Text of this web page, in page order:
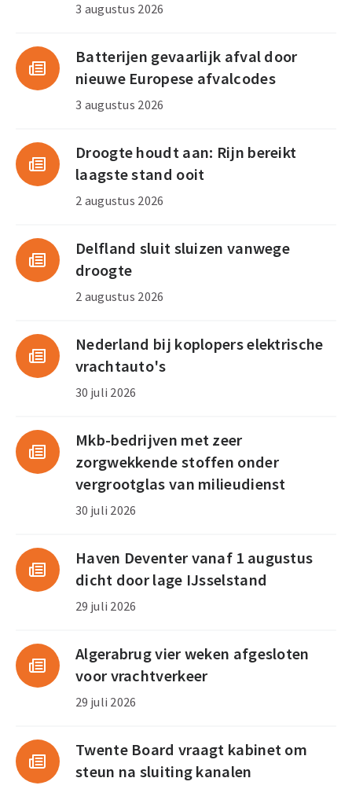
3 augustus 2026
Batterijen gevaarlijk afval door
nieuwe Europese afvalcodes
3 augustus 2026
Droogte houdt aan: Rijn bereikt
laagste stand ooit
2 augustus 2026
Delfland sluit sluizen vanwege
droogte
2 augustus 2026
Nederland bij koplopers elektrische
vrachtauto's
30 juli 2026
Mkb-bedrijven met zeer
zorgwekkende stoffen onder
vergrootglas van milieudienst
30 juli 2026
Haven Deventer vanaf 1 augustus
dicht door lage IJsselstand
29 juli 2026
Algerabrug vier weken afgesloten
voor vrachtverkeer
29 juli 2026
Twente Board vraagt kabinet om
steun na sluiting kanalen